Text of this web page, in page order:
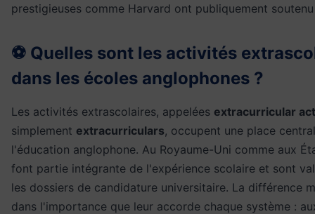
prestigieuses comme Harvard ont publiquement
⚽ Quelles sont les activités
dans les écoles anglophones ?
Les activités extrascolaires, appelées extracurricular
simplement extracurriculars, occupent une place
l'éducation anglophone. Au Royaume-Uni comme aux
font partie intégrante de l'expérience scolaire et sont
les dossiers de candidature universitaire. La différence
dans l'importance que leur accorde chaque système :